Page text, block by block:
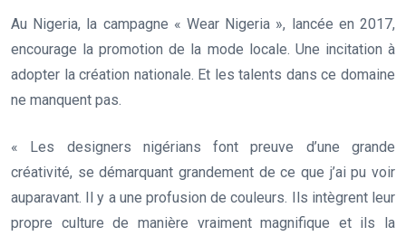
Au Nigeria, la campagne « Wear Nigeria », lancée en 2017,
encourage la promotion de la mode locale. Une incitation à
adopter la création nationale. Et les talents dans ce domaine
ne manquent pas.
« Les designers nigérians font preuve d’une grande
créativité, se démarquant grandement de ce que j’ai pu voir
auparavant. Il y a une profusion de couleurs. Ils intègrent leur
propre culture de manière vraiment magnifique et ils la